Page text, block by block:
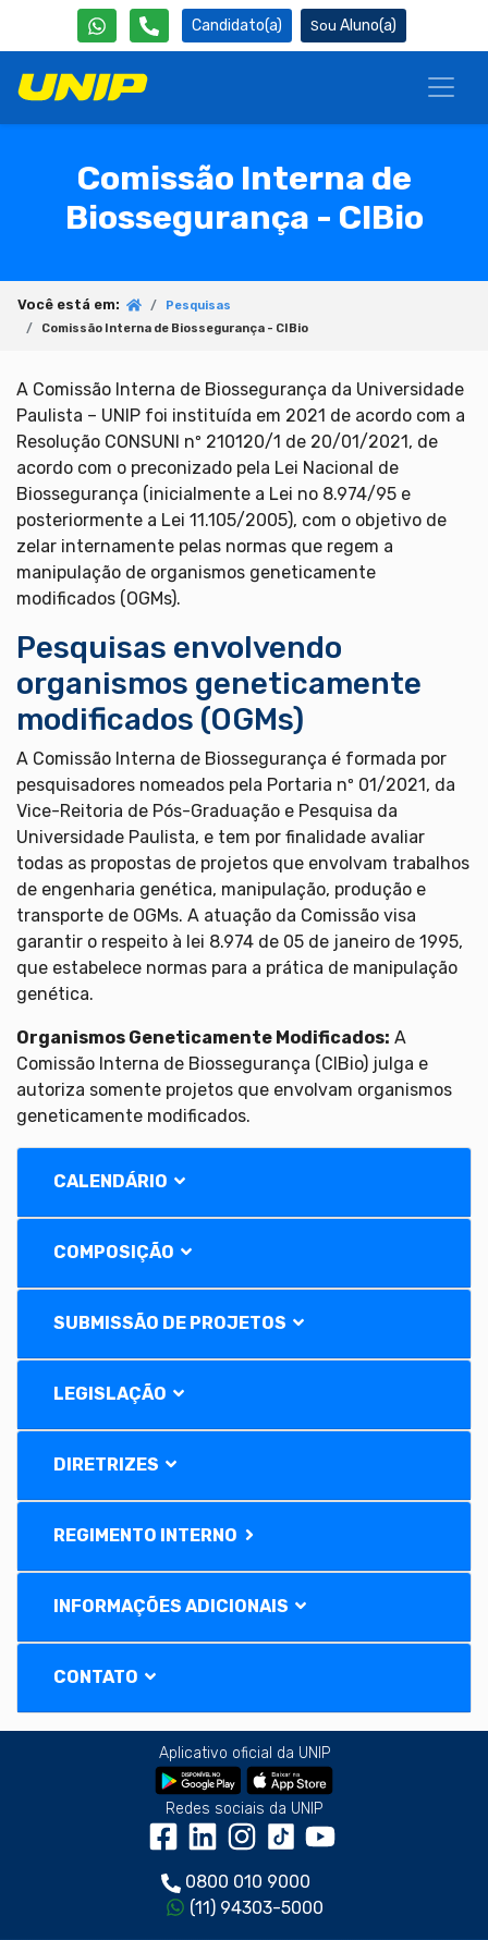
Candidato(a) Aluno(a)
Comissão Interna de
Biossegurança - CIBio
Você está em:
Pesquisas
Comissão Interna de Biossegurança - CIBio
A Comissão Interna de Biossegurança da Universidade
Paulista – UNIP foi instituída em 2021 de acordo com a
Resolução CONSUNI nº 210120/1 de 20/01/2021, de
acordo com o preconizado pela Lei Nacional de
Biossegurança (inicialmente a Lei no 8.974/95 e
posteriormente a Lei 11.105/2005), com o objetivo de
zelar internamente pelas normas que regem a
manipulação de organismos geneticamente
modificados (OGMs).
Pesquisas envolvendo
organismos geneticamente
modificados (OGMs)
A Comissão Interna de Biossegurança é formada por
pesquisadores nomeados pela Portaria nº 01/2021, da
Vice-Reitoria de Pós-Graduação e Pesquisa da
Universidade Paulista, e tem por finalidade avaliar
todas as propostas de projetos que envolvam trabalhos
de engenharia genética, manipulação, produção e
transporte de OGMs. A atuação da Comissão visa
garantir o respeito à lei 8.974 de 05 de janeiro de 1995,
que estabelece normas para a prática de manipulação
genética.
Organismos Geneticamente Modificados: A
Comissão Interna de Biossegurança (CIBio) julga e
autoriza somente projetos que envolvam organismos
geneticamente modificados.
CALENDÁRIO
COMPOSIÇÃO
SUBMISSÃO DE PROJETOS
LEGISLAÇÃO
DIRETRIZES
REGIMENTO INTERNO
INFORMAÇÕES ADICIONAIS
CONTATO
Aplicativo oficial da UNIP
Redes sociais da UNIP
0800 010 9000
(11) 94303-5000